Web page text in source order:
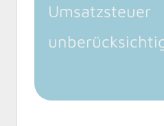
Umsatzsteuer